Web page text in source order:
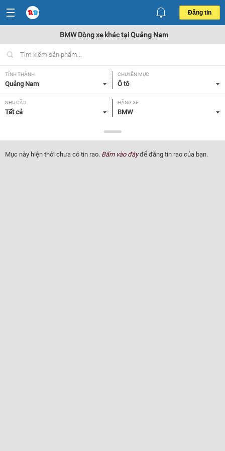
Đăng tin
BMW Dòng xe khác tại Quảng Nam
TỈNH THÀNH
Quảng Nam
CHUYÊN MỤC
Ô tô
NHU CẦU
Tất cả
HÃNG XE
BMW
Dòng xe khác
NĂM SẢN XUẤT
Tất cả
GIÁ XE XUẤT XỨ
Mục này hiện thời chưa có tin rao. Bấm vào đâyđể đăng tin rao của bạn.